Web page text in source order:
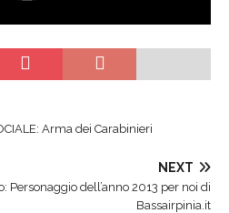
Arma dei Carabinieri
NEXT
Personaggio dell’anno 2013 per noi di
Bassairpinia.it